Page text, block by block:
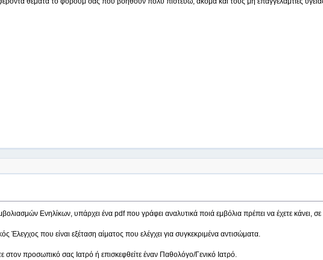
Ενηλίκων, υπάρχει ένα pdf που γράφει αναλυτικά ποιά εμβόλια πρέπει να έχετε κάνει, σε
Έλεγχος που είναι εξέταση αίματος που ελέγχει για συγκεκριμένα αντισώματα.
στον προσωπικό σας Ιατρό ή επισκεφθείτε έναν Παθολόγο/Γενικό Ιατρό.